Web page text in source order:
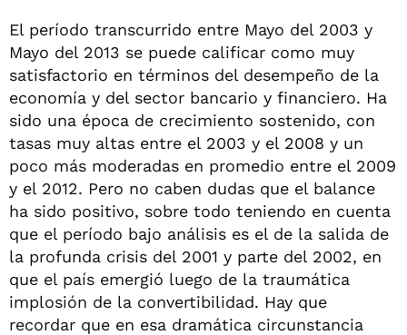
El período transcurrido entre Mayo del 2003 y
Mayo del 2013 se puede calificar como muy
satisfactorio en términos del desempeño de la
economía y del sector bancario y financiero. Ha
sido una época de crecimiento sostenido, con
tasas muy altas entre el 2003 y el 2008 y un
poco más moderadas en promedio entre el 2009
y el 2012. Pero no caben dudas que el balance
ha sido positivo, sobre todo teniendo en cuenta
que el período bajo análisis es el de la salida de
la profunda crisis del 2001 y parte del 2002, en
que el país emergió luego de la traumática
implosión de la convertibilidad. Hay que
recordar que en esa dramática circunstancia